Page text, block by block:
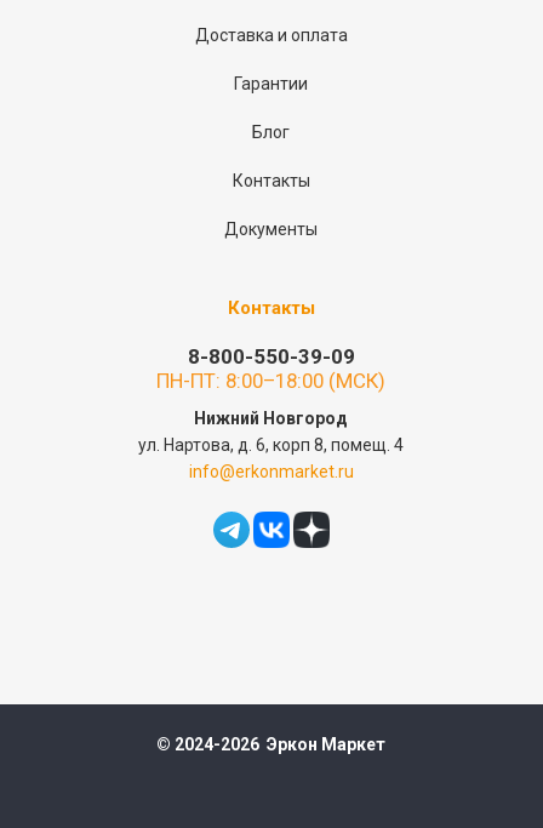
Доставка и оплата
Гарантии
Блог
Контакты
Документы
Контакты
8-800-550-39-09
ПН-ПТ: 8:00–18:00 (МСК)
Нижний Новгород
ул. Нартова, д. 6, корп 8, помещ. 4
info@erkonmarket.ru
© 2024-2026 Эркон Маркет